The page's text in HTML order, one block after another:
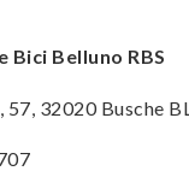
Bici Belluno RBS
32020 Busche BL